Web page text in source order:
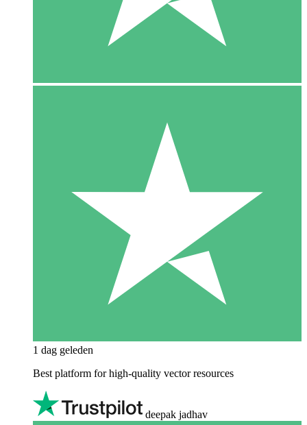
1 dag geleden
Best platform for high-quality vector resources
deepak jadhav